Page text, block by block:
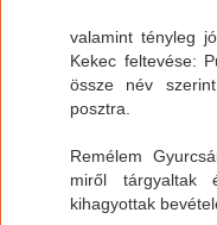
valamint tényleg
Kekec feltevése:
össze név
posztra.
Remélem
miről tárgyaltak
kihagyottak